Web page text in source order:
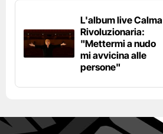
L'album live Calma
Rivoluzionaria:
"Mettermi a nudo
mi avvicina alle
persone"